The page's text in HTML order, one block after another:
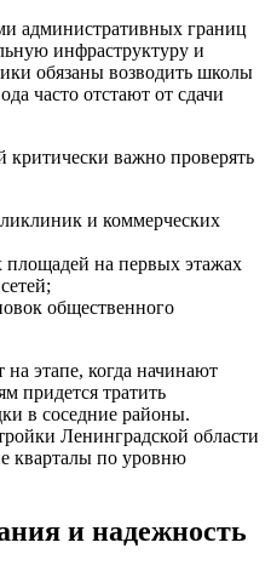
административных границ
инфраструктуру и
обязаны возводить школы
часто отстают от сдачи
важно проверять
и коммерческих
площадей на первых этажах
общественного
этапе, когда начинают
придется тратить
в соседние районы.
Ленинградской области
кварталы по уровню
и надежность